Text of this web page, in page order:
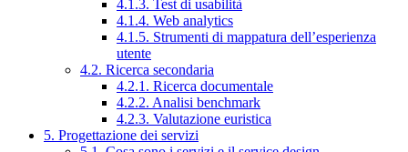
4.1.3. Test di usabilità
4.1.4. Web analytics
4.1.5. Strumenti di mappatura dell’esperienza
utente
4.2. Ricerca secondaria
4.2.1. Ricerca documentale
4.2.2. Analisi benchmark
4.2.3. Valutazione euristica
5. Progettazione dei servizi